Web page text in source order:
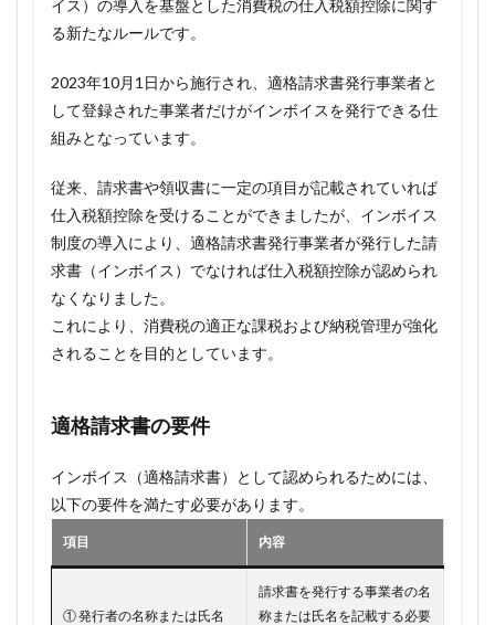
イス）の導入を基盤とした消費税の仕入税額控除に関す
る新たなルールです。
2023年10月1日から施行され、適格請求書発行事業者と
して登録された事業者だけがインボイスを発行できる仕
組みとなっています。
従来、請求書や領収書に一定の項目が記載されていれば
仕入税額控除を受けることができましたが、インボイス
制度の導入により、適格請求書発行事業者が発行した請
求書（インボイス）でなければ仕入税額控除が認められ
なくなりました。
これにより、消費税の適正な課税および納税管理が強化
されることを目的としています。
適格請求書の要件
インボイス（適格請求書）として認められるためには、
以下の要件を満たす必要があります。
項目 内容
① 発行者の名称または氏名
請求書を発行する事業者の名
称または氏名を記載する必要